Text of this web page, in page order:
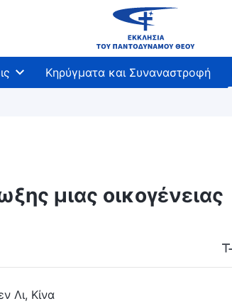
Κηρύγματα και Συναναστροφή
μιας οικογένειας
Λι, Κίνα